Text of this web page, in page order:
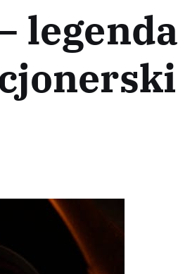
legenda